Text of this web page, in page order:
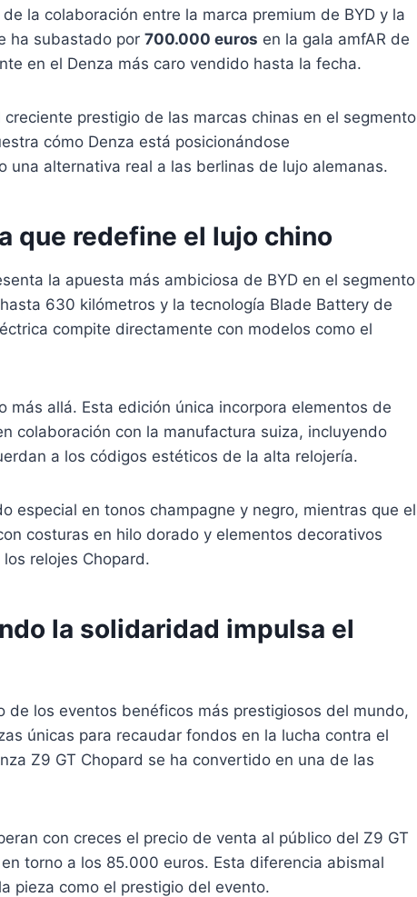
la colaboración entre la marca premium de BYD y la
ha subastado por 700.000 euros en la gala amfAR de
en el Denza más caro vendido hasta la fecha.
prestigio de las marcas chinas en el segmento
cómo Denza está posicionándose
una alternativa real a las berlinas de lujo alemanas.
que redefine el lujo chino
la apuesta más ambiciosa de BYD en el segmento
630 kilómetros y la tecnología Blade Battery de
compite directamente con modelos como el
más allá. Esta edición única incorpora elementos de
colaboración con la manufactura suiza, incluyendo
a los códigos estéticos de la alta relojería.
especial en tonos champagne y negro, mientras que el
costuras en hilo dorado y elementos decorativos
relojes Chopard.
la solidaridad impulsa el
de los eventos benéficos más prestigiosos del mundo,
únicas para recaudar fondos en la lucha contra el
Z9 GT Chopard se ha convertido en una de las
con creces el precio de venta al público del Z9 GT
torno a los 85.000 euros. Esta diferencia abismal
pieza como el prestigio del evento.